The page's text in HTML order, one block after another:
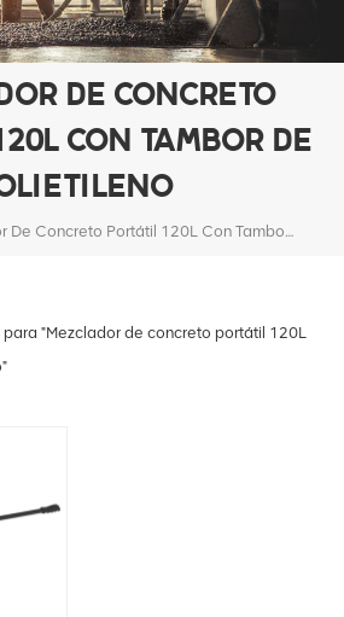
DE CONCRETO
CON TAMBOR DE
Mezclador De Concreto Portátil 120L Con Tambor De Polietileno
"Mezclador de concreto portátil 120L